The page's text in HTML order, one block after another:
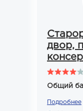
двор,
Общий
Подробнее